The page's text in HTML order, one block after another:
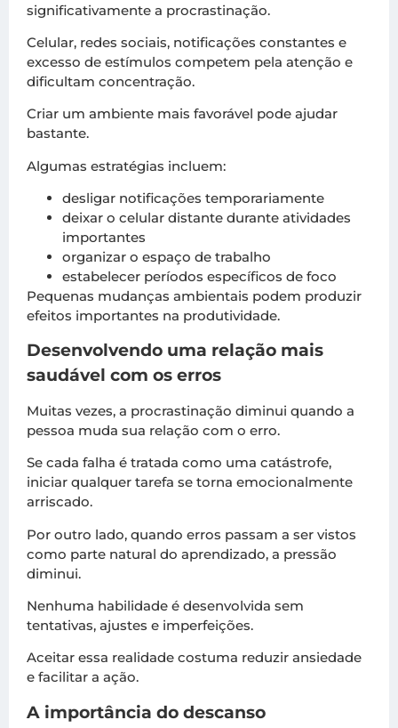
significativamente a procrastinação.
Celular, redes sociais, notificações constantes e
excesso de estímulos competem pela atenção e
dificultam concentração.
Criar um ambiente mais favorável pode ajudar
bastante.
Algumas estratégias incluem:
desligar notificações temporariamente
deixar o celular distante durante atividades
importantes
organizar o espaço de trabalho
estabelecer períodos específicos de foco
Pequenas mudanças ambientais podem produzir
efeitos importantes na produtividade.
Desenvolvendo uma relação mais
saudável com os erros
Muitas vezes, a procrastinação diminui quando a
pessoa muda sua relação com o erro.
Se cada falha é tratada como uma catástrofe,
iniciar qualquer tarefa se torna emocionalmente
arriscado.
Por outro lado, quando erros passam a ser vistos
como parte natural do aprendizado, a pressão
diminui.
Nenhuma habilidade é desenvolvida sem
tentativas, ajustes e imperfeições.
Aceitar essa realidade costuma reduzir ansiedade
e facilitar a ação.
A importância do descanso